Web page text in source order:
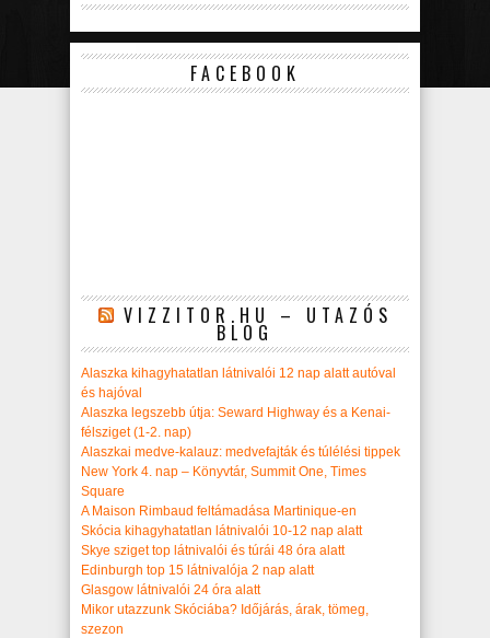
FACEBOOK
VIZZITOR.HU – UTAZÓS
BLOG
Alaszka kihagyhatatlan látnivalói 12 nap alatt autóval
és hajóval
Alaszka legszebb útja: Seward Highway és a Kenai-
félsziget (1-2. nap)
Alaszkai medve-kalauz: medvefajták és túlélési tippek
New York 4. nap – Könyvtár, Summit One, Times
Square
A Maison Rimbaud feltámadása Martinique-en
Skócia kihagyhatatlan látnivalói 10-12 nap alatt
Skye sziget top látnivalói és túrái 48 óra alatt
Edinburgh top 15 látnivalója 2 nap alatt
Glasgow látnivalói 24 óra alatt
Mikor utazzunk Skóciába? Időjárás, árak, tömeg,
szezon